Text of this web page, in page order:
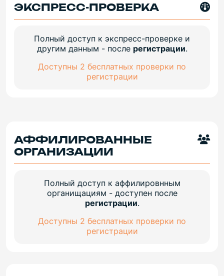
ЭКСПРЕСС-ПРОВЕРКА
Полный доступ к экспресс-проверке и
другим данным - после регистрации.
Доступны 2 бесплатных проверки по
регистрации
АФФИЛИРОВАННЫЕ
ОРГАНИЗАЦИИ
Полный доступ к аффилировнным
органищациям - доступен после
регистрации.
Доступны 2 бесплатных проверки по
регистрации